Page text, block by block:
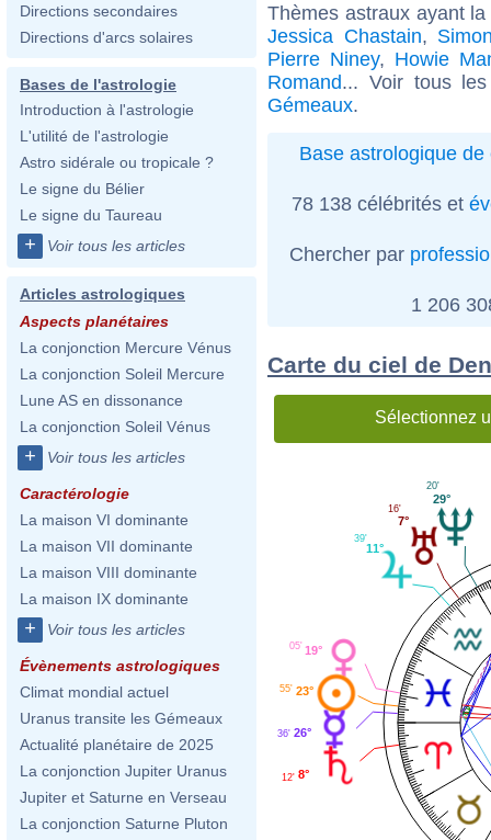
Directions secondaires
Directions d'arcs solaires
Bases de l'astrologie
Introduction à l'astrologie
L'utilité de l'astrologie
Astro sidérale ou tropicale ?
Le signe du Bélier
Le signe du Taureau
+ Voir tous les articles
Articles astrologiques
Aspects planétaires
La conjonction Mercure Vénus
La conjonction Soleil Mercure
Lune AS en dissonance
La conjonction Soleil Vénus
+ Voir tous les articles
Caractérologie
La maison VI dominante
La maison VII dominante
La maison VIII dominante
La maison IX dominante
+ Voir tous les articles
Évènements astrologiques
Climat mondial actuel
Uranus transite les Gémeaux
Actualité planétaire de 2025
La conjonction Jupiter Uranus
Jupiter et Saturne en Verseau
La conjonction Saturne Pluton
Thèmes astraux ayant
Jessica Chastain,
Pierre Niney, Howie
Romand... Voir tous
Gémeaux.
Base astrologique de
78 138 célébrités et
Chercher par
1 206
Carte du ciel de
Sélectionnez
29°
20'
7°
16'
11°
39'
19°
05'
23°
55'
26°
36'
8°
12'